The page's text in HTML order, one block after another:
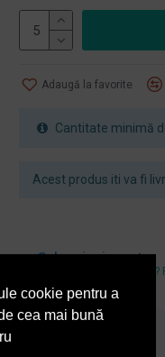
cookie pentru a
cea mai bună
Acest produs iti va fi
Adaugă la favorite
Cantitate minimă
Cel mai mic pret
Ai gasit un pret mai mic?
echivalam.